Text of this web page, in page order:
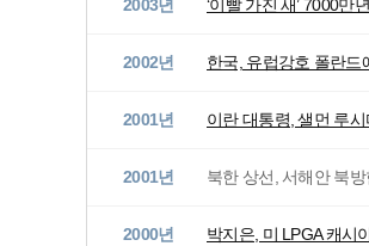
2003년 ‘이빨 가진 새’ 7000만
2002년 한국, 유럽강호 폴란드
2001년 이란 대통령, 샐먼 루시
2001년 북한 상선, 서해안 북
2000년 박지은, 미 LPGA 캐시